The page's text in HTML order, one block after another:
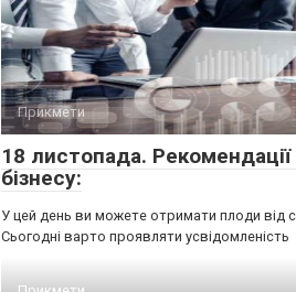
Прикмети
18 листопада.
бізнесу:
У цей день ви можете отримати плоди від
Сьогодні варто проявляти усвідомленість